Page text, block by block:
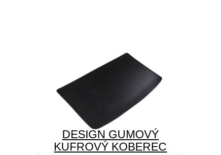
DESIGN GUMOVÝ
KUFROVÝ KOBEREC